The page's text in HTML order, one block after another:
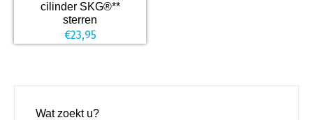
cilinder SKG®**
sterren
€23,95
Wat zoekt u?